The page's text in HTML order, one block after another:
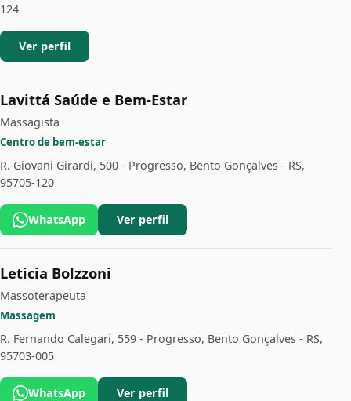
124
Ver perfil
Lavittá Saúde e Bem-Estar
Massagista
Centro de bem-estar
R. Giovani Girardi, 500 - Progresso, Bento Gonçalves - RS,
95705-120
WhatsApp Ver perfil
Leticia Bolzzoni
Massoterapeuta
Massagem
R. Fernando Calegari, 559 - Progresso, Bento Gonçalves - RS,
95703-005
WhatsApp Ver perfil